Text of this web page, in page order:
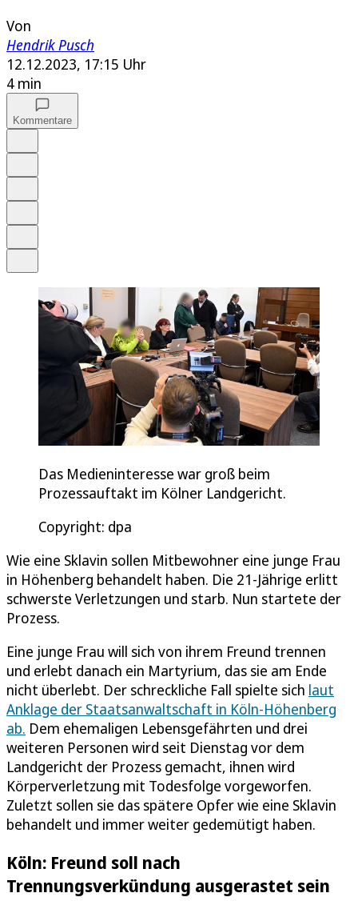
Von
Hendrik Pusch
12.12.2023, 17:15 Uhr
4 min
Kommentare
Das Medieninteresse war groß beim
Prozessauftakt im Kölner Landgericht.
Copyright: dpa
Wie eine Sklavin sollen Mitbewohner eine junge Frau
in Höhenberg behandelt haben. Die 21-Jährige erlitt
schwerste Verletzungen und starb. Nun startete der
Prozess.
Eine junge Frau will sich von ihrem Freund trennen
und erlebt danach ein Martyrium, das sie am Ende
nicht überlebt. Der schreckliche Fall spielte sich laut
Anklage der Staatsanwaltschaft in Köln-Höhenberg
ab. Dem ehemaligen Lebensgefährten und drei
weiteren Personen wird seit Dienstag vor dem
Landgericht der Prozess gemacht, ihnen wird
Körperverletzung mit Todesfolge vorgeworfen.
Zuletzt sollen sie das spätere Opfer wie eine Sklavin
behandelt und immer weiter gedemütigt haben.
Köln: Freund soll nach
Trennungsverkündung ausgerastet sein